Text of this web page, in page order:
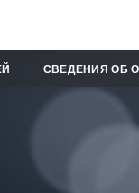
СВЕДЕНИЯ ОБ